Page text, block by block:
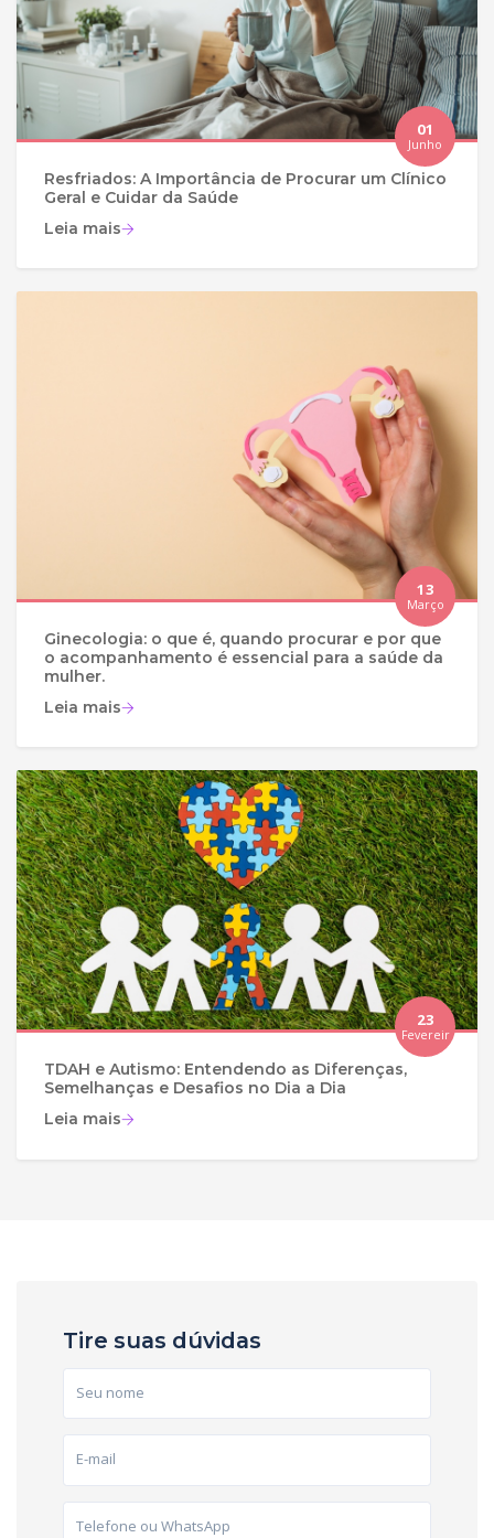
01
Junho
Resfriados: A Importância de Procurar um Clínico
Geral e Cuidar da Saúde
Leia mais
13
Março
Ginecologia: o que é, quando procurar e por que
o acompanhamento é essencial para a saúde da
mulher.
Leia mais
23
Fevereir
o
TDAH e Autismo: Entendendo as Diferenças,
Semelhanças e Desafios no Dia a Dia
Leia mais
Tire suas dúvidas